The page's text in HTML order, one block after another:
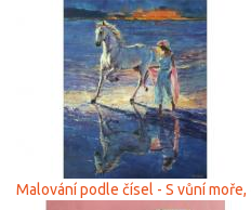
Malování podle čísel - S vůní moře,